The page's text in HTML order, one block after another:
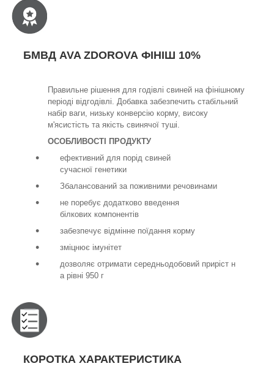
БМВД AVA ZDOROVA ФІНІШ 10%
Правильне рішення для годівлі свиней на фінішному
періоді відгодівлі. Добавка забезпечить стабільний
набір ваги, низьку конверсію корму, високу
м'ясистість та якість свинячої туші.
ОСОБЛИВОСТІ ПРОДУКТУ
ефективний для порід свиней
сучасної генетики
Збалансований за поживними речовинами
не поребує додатково введення
білкових компонентів
забезпечує відмінне поїдання корму
зміцнює імунітет
дозволяє отримати середньодобовий приріст н
а рівні 950 г
КОРОТКА ХАРАКТЕРИСТИКА